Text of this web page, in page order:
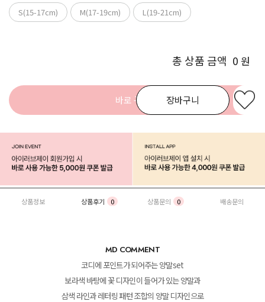
S(15-17cm)
M(17-19cm) L(19-21cm)
총 상품 금액 0 원
장바구니
바로 구매
상품정보 상품후기 0 상품문의 0 배송문의
MD COMMENT
코디에 포인트가 되어주는 양말set
보라색 바탕에 꽃 디자인이 들어가 있는 양말과
삼색 라인과 레터링 패턴 조합의 양말 디자인으로